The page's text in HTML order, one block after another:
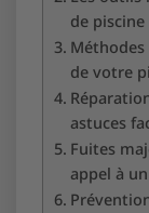
de piscine
de votre
astuces
Fuites
appel à